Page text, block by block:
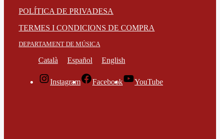
POLÍTICA DE PRIVADESA
TERMES I CONDICIONS DE COMPRA
DEPARTAMENT DE MÚSICA
Català Español English
Instagram Facebook YouTube